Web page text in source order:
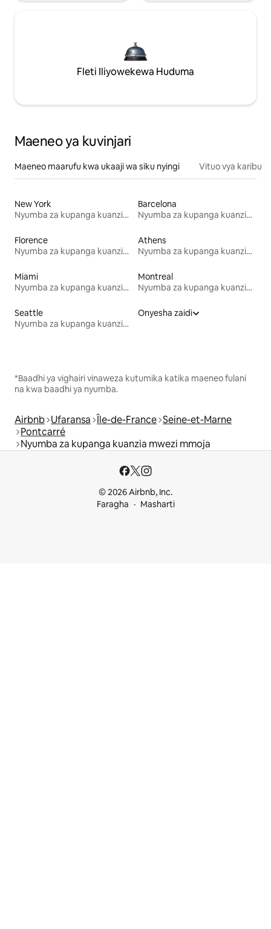
Fleti Iliyowekewa Huduma
Maeneo ya kuvinjari
Maeneo maarufu kwa ukaaji wa siku nyingi Vituo vya karibu
New York
Nyumba za kupanga kuanzia mwezi mmoja
Barcelona
Nyumba za kupanga kuanzia mwezi mmoja
Florence
Nyumba za kupanga kuanzia mwezi mmoja
Athens
Nyumba za kupanga kuanzia mwezi mmoja
Miami
Nyumba za kupanga kuanzia mwezi mmoja
Montreal
Nyumba za kupanga kuanzia mwezi mmoja
Seattle
Nyumba za kupanga kuanzia mwezi mmoja
Onyesha zaidi
*Baadhi ya vighairi vinaweza kutumika katika maeneo fulani
na kwa baadhi ya nyumba.
Airbnb Ufaransa Île-de-France Seine-et-Marne
Pontcarré
Nyumba za kupanga kuanzia mwezi mmoja
© 2026 Airbnb, Inc.
Faragha
Masharti